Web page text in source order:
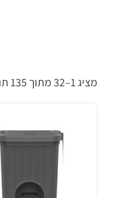
מציג 1–32 מתוך 135 תוצאות